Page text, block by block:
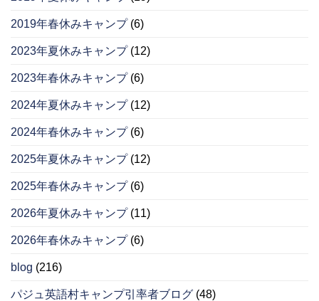
2019年春休みキャンプ(6)
2023年夏休みキャンプ(12)
2023年春休みキャンプ(6)
2024年夏休みキャンプ(12)
2024年春休みキャンプ(6)
2025年夏休みキャンプ(12)
2025年春休みキャンプ(6)
2026年夏休みキャンプ(11)
2026年春休みキャンプ(6)
blog (216)
パジュ英語村キャンプ引率者ブログ (48)